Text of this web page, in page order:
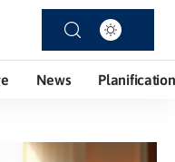
News Planification